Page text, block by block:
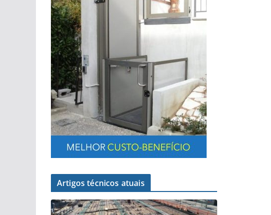
Artigos técnicos atuais